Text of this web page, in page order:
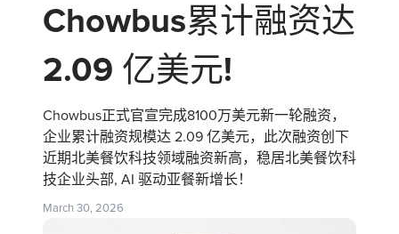
Chowbus累计融资达
2.09 亿美元!
Chowbus正式官宣完成8100万美元新一轮融资，
企业累计融资规模达 2.09 亿美元，此次融资创下
近期北美餐饮科技领域融资新高，稳居北美餐饮科
技企业头部, AI 驱动亚餐新增长！
March 30, 2026